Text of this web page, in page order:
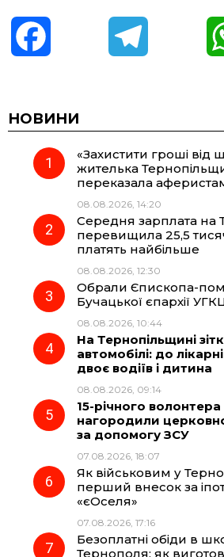
c
e
o
k
e
r
a
НОВИНИ
«Захистити гроші від
жителька
переказала
08.08.2026, 14:20
Середня зарплата на
перевищила 25,5
платять найбільше
08.08.2026, 12:30
Обрали Єпископа-
Бучацької єпархії
08.08.2026, 10:44
На Тернопільщині
автомобілі: до
двоє водіїв і дитина
08.08.2026, 09:14
15-річного волонтера
нагородили
за допомогу ЗСУ
07.08.2026, 18:07
Як військовим у
перший внесок за
«єОселя»
07.08.2026, 17:16
Безоплатні обіди в
Тернополя: як